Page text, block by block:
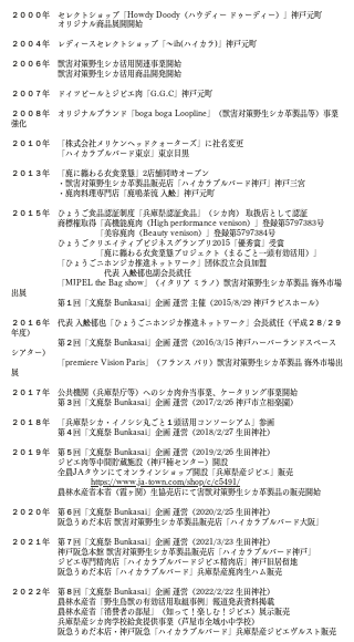
２０００年 セレクトショップ「Howdy Doody（ハウディー ドゥーディー）」神戸元町
オリジナル商品展開開始
２００４年 レディースセレクトショップ「～ih(ハイカラ)」神戸元町
２００６年 獣害対策野生シカ活用関連事業開始
獣害対策野生シカ活用商品開発開始
２００７年 ドイツビールとジビエ肉「G.G.C」神戸元町
２００８年 オリジナルブランド
「boga boga Loopline」（獣害対策野生シカ革製品等）事業
強化
２０１０年 「株式会社メリケンヘッドクォーターズ」に社名変更
「ハイカラブルバード東京」東京目黒
２０１３年 「鹿に纏わる衣食業態」2店舗同時オープン
・ 獣害対策野生シカ革製品販売店「ハイカラブルバード神戸」神戸三宮
・鹿肉料理専門店「鹿鳴茶流 入舩」神戸元町
２０１５年 ひょうご食品認証制度「兵庫県認証食品」（シカ肉） 取扱店として認証
商標権取得「高機能鹿肉（High performance venison）」登録第5797383号
「美容鹿肉（Beauty venison）」登録第5797384号
ひょうごクリエイティブビジネスグランプリ2015「優秀賞」受賞
「鹿に纏わる衣食業態プロジェクト（まるごと一頭有効活用）」
「ひょうごニホンジカ推進ネットワーク」団体設立会員加盟
代表 入舩郁也副会長就任
「MIPEL the Bag show」（イタリア ミラノ）獣害対策野生シカ革製品 海外市場
出展
第１回「文鹿祭 Bunkasai」企画 運営 主催 （2015/8/29 神戸ラピスホール）
２０１６年 代表 入舩郁也「ひょうごニホンジカ推進ネットワーク」 会長就任 （平成２８/２９
年度）
第２回「 文鹿祭 Bunkasai」企画 運営 （2016/3/15 神戸ハーバーランドスペース
シアター）
「premiere Vision Paris」（フランス パリ）獣害対策野生シカ革製品 海外市場出
展
２０１７年 公共機関（兵庫県庁等）へのシカ肉弁当事業、ケータリング事業開始
第３回「文鹿祭 Bunkasai」企画 運営 （2017/2/26 神戸市立相楽園）
２０１８年 「兵庫県シカ・イノシシ丸ごと１頭活用コンソーシアム」参画
第４回「 文鹿祭 Bunkasai」 企画 運営 （2018/2/27 生田神社）
２０１９年 第５ 回「 文鹿祭 Bunkasai」 企画 運営 （2019/2/26 生田神社）
ジビエ肉等中間貯蔵施設（神戸楠センター）開設
全農JAタウンにてオンラインショップ開設「兵庫県産ジビエ 」販売
https://www.ja-town.com/shop/c/c5491/
農林水産省本省（霞ヶ関）生協売店にて害獣対策野生シカ革製品の販売開始
２０２０年 第６ 回「 文鹿祭 Bunkasai」 企画 運営 （2020/2/25 生田神社）
阪急うめだ本店 獣害対策野生シカ革製品販売店「ハイカラブルバード大阪」
２０２１年 第７ 回「 文鹿祭 Bunkasai」 企画 運営 （2021 /3/23 生田神社）
神戸阪急本館 獣害対策野生シカ革製品販売店「ハイカラブルバード神戸」
ジビエ専門精肉店「
ハイカラブルバードジビエ精肉店」神戸旧居留地
阪急うめだ本店「ハイカラブルバード」兵庫県産鹿肉生ハム販売
２０２２年 第８ 回「 文鹿祭 Bunkasai」 企画 運営 （2022/2/22 生田神社）
農林水産省「野生鳥獣の有効活用取組事例」報道発表資料掲載
農林水産省「消費者の部屋」（知って！楽しむ！ジビエ）展示販売
兵庫県産シカ肉学校給食提供事業（芦屋市全域小中学校）
阪急うめだ本店・神戸阪急「ハイカラブルバード」兵庫県産ジビエヴルスト販売